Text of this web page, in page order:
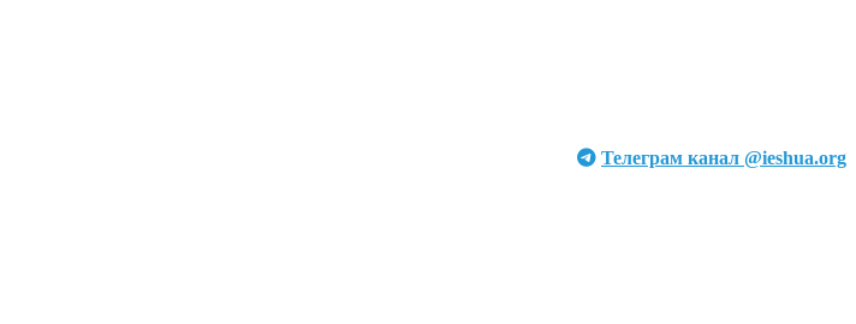
Телеграм канал @ieshua.org